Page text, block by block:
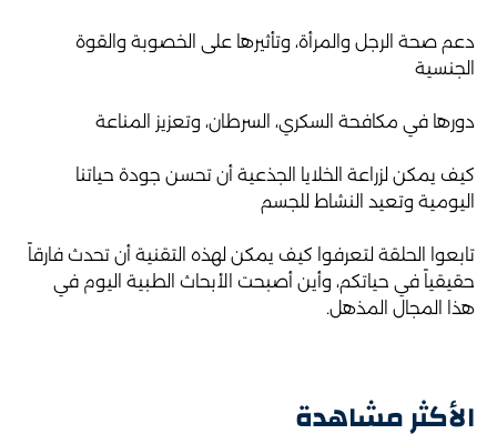
الأكثر مشاهدة
دعم صحة الرجل والمرأة، وتأثيرها على الخصوبة والقوة
الجنسية
دورها في مكافحة السكري، السرطان، وتعزيز المناعة
كيف يمكن لزراعة الخلايا الجذعية أن تحسن جودة حياتنا
اليومية وتعيد النشاط للجسم
تابعوا الحلقة لتعرفوا كيف يمكن لهذه التقنية أن تحدث فارقاً
حقيقياً في حياتكم، وأين أصبحت الأبحاث الطبية اليوم في
هذا المجال المذهل.